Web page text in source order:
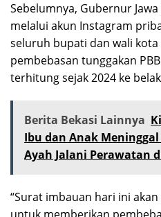
Sebelumnya, Gubernur
melalui akun Instagram
seluruh bupati dan wali
pembebasan tunggakan
terhitung sejak 2024 ke
Berita Bekasi Lainnya
Ibu dan Anak
Ayah Jalani Perawatan
“Surat imbauan hari ini